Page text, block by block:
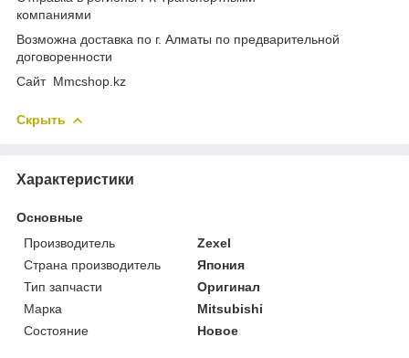
компаниями
Возможна доставка по г. Алматы по предварительной
договоренности
Cайт Mmcshop.kz
Скрыть
Характеристики
Основные
Производитель
Zexel
Страна производитель
Япония
Тип запчасти
Оригинал
Марка
Mitsubishi
Состояние
Новое